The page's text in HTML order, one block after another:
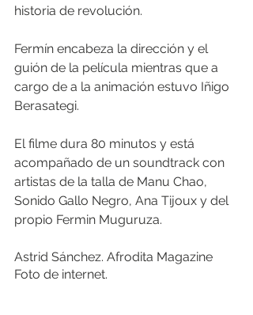
historia de revolución.
Fermín encabeza la dirección y el
guión de la película mientras que a
cargo de a la animación estuvo Iñigo
Berasategi.
El filme dura 80 minutos y está
acompañado de un soundtrack con
artistas de la talla de Manu Chao,
Sonido Gallo Negro, Ana Tijoux y del
propio Fermin Muguruza.
Astrid Sánchez. Afrodita Magazine
Foto de internet.